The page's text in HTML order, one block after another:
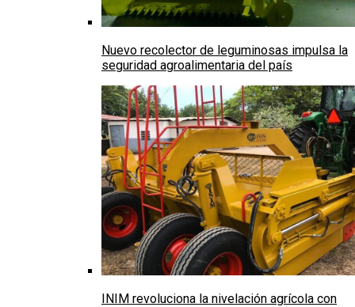
Nuevo recolector de leguminosas impulsa la
seguridad agroalimentaria del país
INIM revoluciona la nivelación agrícola con